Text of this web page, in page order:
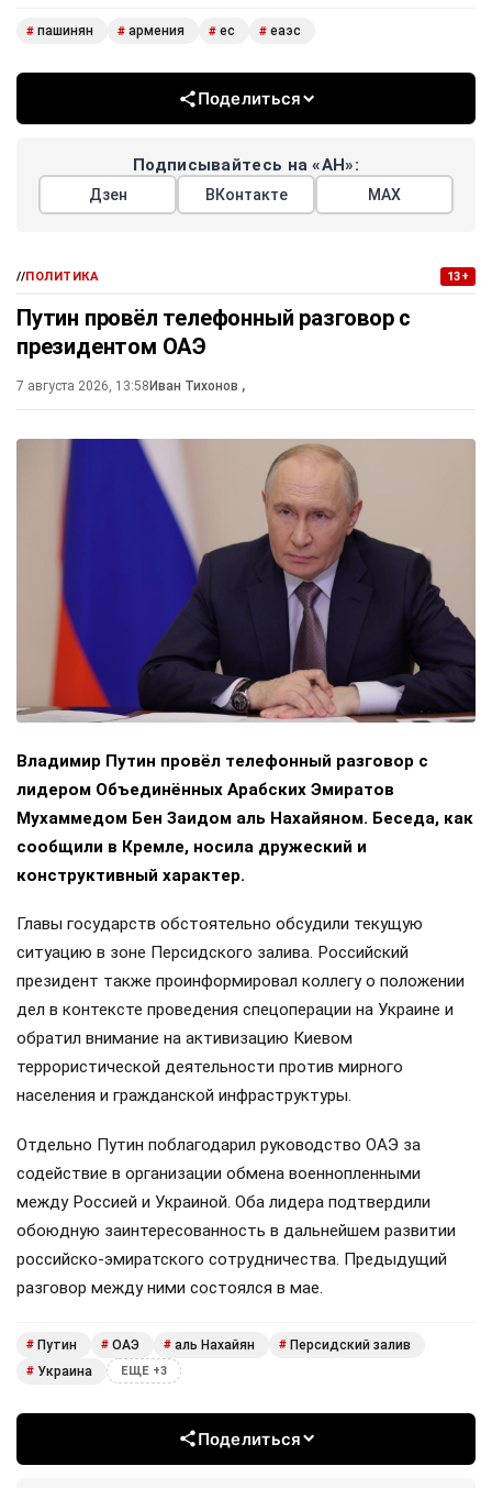
# пашинян # армения # ес # еаэс
Поделиться
Подписывайтесь на «АН»:
Дзен ВКонтакте МАХ
//ПОЛИТИКА 13+
Путин провёл телефонный разговор с
президентом ОАЭ
7 августа 2026, 13:58 Иван Тихонов ,
Владимир Путин провёл телефонный разговор с
лидером Объединённых Арабских Эмиратов
Мухаммедом Бен Заидом аль Нахайяном. Беседа, как
сообщили в Кремле, носила дружеский и
конструктивный характер.
Главы государств обстоятельно обсудили текущую
ситуацию в зоне Персидского залива. Российский
президент также проинформировал коллегу о положении
дел в контексте проведения спецоперации на Украине и
обратил внимание на активизацию Киевом
террористической деятельности против мирного
населения и гражданской инфраструктуры.
Отдельно Путин поблагодарил руководство ОАЭ за
содействие в организации обмена военнопленными
между Россией и Украиной. Оба лидера подтвердили
обоюдную заинтересованность в дальнейшем развитии
российско-эмиратского сотрудничества. Предыдущий
разговор между ними состоялся в мае.
# Путин # ОАЭ # аль Нахайян # Персидский залив
# Украина ЕЩЕ +3
Поделиться